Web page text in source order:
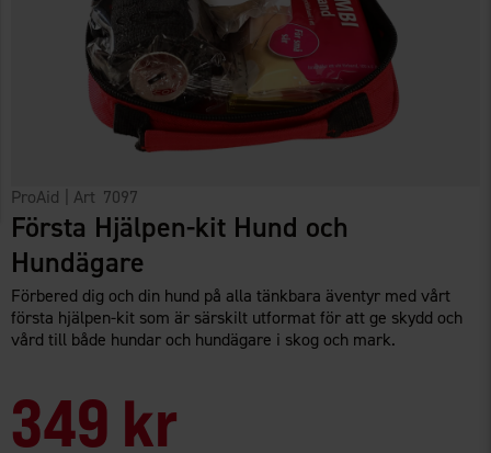
ProAid | Art 7097
Första Hjälpen-kit Hund och
Hundägare
Förbered dig och din hund på alla tänkbara äventyr med vårt
första hjälpen-kit som är särskilt utformat för att ge skydd och
vård till både hundar och hundägare i skog och mark.
349 kr